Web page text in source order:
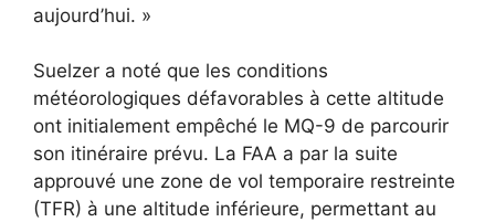
aujourd’hui. »
Suelzer a noté que les conditions
météorologiques défavorables à cette altitude
ont initialement empêché le MQ-9 de parcourir
son itinéraire prévu. La FAA a par la suite
approuvé une zone de vol temporaire restreinte
(TFR) à une altitude inférieure, permettant au